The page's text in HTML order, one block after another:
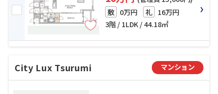
敷 0万円 礼 16万円
3階 / 1LDK / 44.18㎡
City Lux Tsurumi マンション